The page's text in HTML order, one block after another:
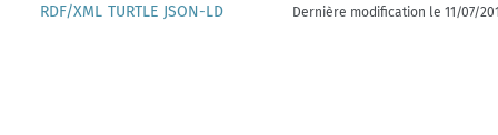
RDF/XML TURTLE JSON-LD Dernière modification le 11/07/